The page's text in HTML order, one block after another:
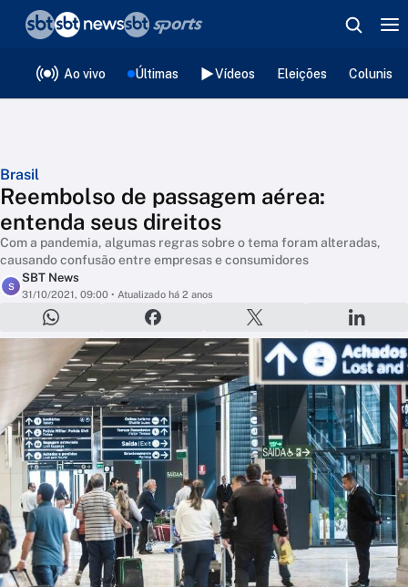
Ao vivo Últimas Vídeos Eleições
Brasil
Reembolso de passagem aérea:
entenda seus direitos
Com a pandemia, algumas regras sobre o tema foram alteradas,
causando confusão entre empresas e consumidores
S
SBT News
31/10/2021, 09:00 • Atualizado há 2 anos
❮voltar
Editorias